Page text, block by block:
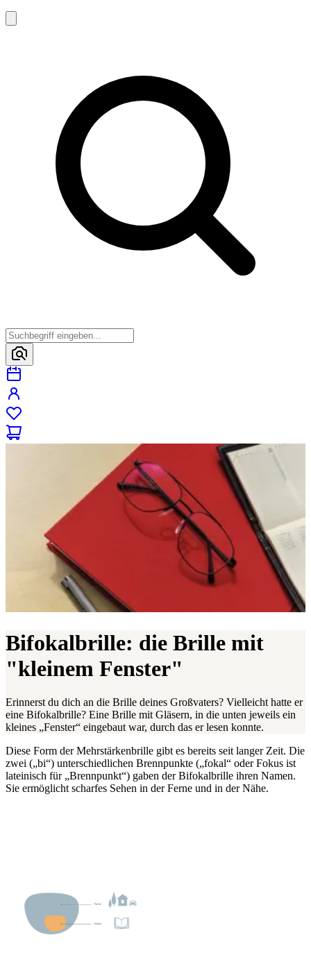
Bifokalbrille: die Brille mit
"kleinem Fenster"
Erinnerst du dich an die Brille deines Großvaters? Vielleicht hatte er
eine Bifokalbrille? Eine Brille mit Gläsern, in die unten jeweils ein
kleines „Fenster“ eingebaut war, durch das er lesen konnte.
Diese Form der Mehrstärkenbrille gibt es bereits seit langer Zeit. Die
zwei („bi“) unterschiedlichen Brennpunkte („fokal“ oder Fokus ist
lateinisch für „Brennpunkt“) gaben der Bifokalbrille ihren Namen.
Sie ermöglicht scharfes Sehen in der Ferne und in der Nähe.